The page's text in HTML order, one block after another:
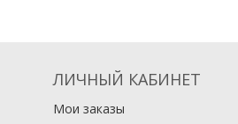
ЛИЧНЫЙ КАБИНЕТ
Мои заказы